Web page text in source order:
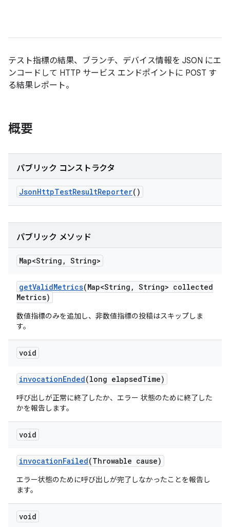
テスト指標の結果、ブランチ、デバイス情報を JSON にエ
ンコードして HTTP サービス エンドポイントに POST す
る結果レポート。
概要
パブリック コンストラクタ
JsonHttpTestResultReporter()
パブリック メソッド
Map<String , String>
getValidMetrics(Map<String , String> collected
Metrics)
数値指標のみを追加し、非数値指標の投稿はスキップしま
す。
void
invocationEnded(long elapsedTime)
呼び出しが正常に終了したか、エラー 状態のために終了した
かを報告します。
void
invocationFailed(Throwable cause)
エラー状態のために呼び出しが完了しなかったことを報告し
ます。
void